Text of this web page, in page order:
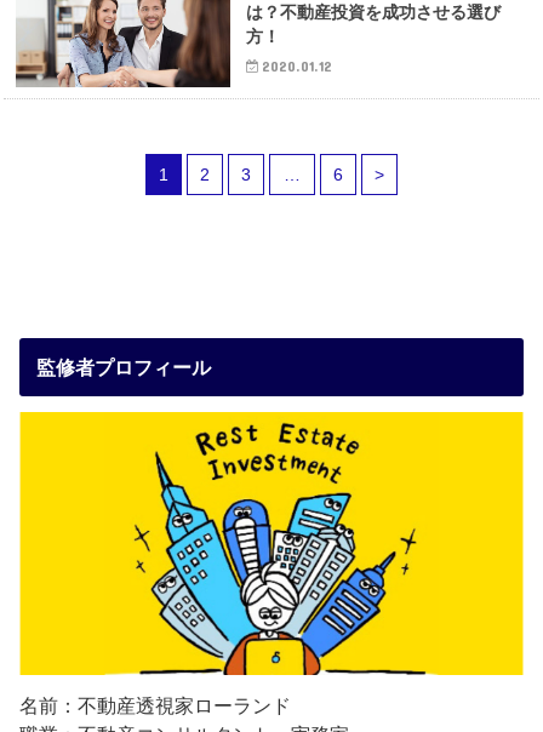
は？不動産投資を成功させる選び
方！
2020.01.12
1 2 3 … 6 >
監修者プロフィール
名前：不動産透視家ローランド